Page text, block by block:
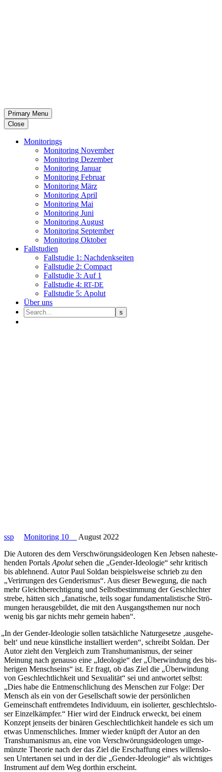
Primary Menu
Close
Moni­to­rings
Moni­to­ring November
Moni­to­ring Dezember
Moni­to­ring Januar
Moni­to­ring Februar
Moni­to­ring März
Moni­to­ring April
Moni­to­ring Mai
Moni­to­ring Juni
Moni­to­ring August
Moni­to­ring September
Moni­to­ring Oktober
Fall­stu­dien
Fall­stu­die 1: Nachdenkseiten
Fall­stu­die 2: Compact
Fall­stu­die 3: Auf 1
Fall­stu­die 4: RT-DE
Fall­stu­die 5: Apolut
Über uns
ssp Monitoring 10
August 2022
Die Autoren des dem Ver­schwö­rungs­ideo­lo­gen Ken Jebsen nahe­ste­
hen­den Portals Apolutsehen die „Gender-Ideo­lo­gie“ sehr kri­tisch
bis ableh­nend. Autor Paul Soldan bei­spiels­weise schrieb zu den
„Ver­ir­run­gen des Gen­de­ris­mus“. Aus dieser Bewe­gung, die nach
mehr Gleich­be­rech­ti­gung und Selbst­be­stim­mung der Geschlech­ter
strebe, hätten sich „fana­ti­sche, teils sogar fun­da­men­ta­lis­ti­sche Strö­
mun­gen her­aus­ge­bil­det, die mit den Aus­gangs­the­men nur noch
wenig bis gar nichts mehr gemein haben“.
„In der Gender-Ideo­lo­gie sollen tat­säch­li­che Natur­ge­setze ‚aus­ge­he­
belt‘ und neue künst­li­che instal­liert werden“, schreibt Soldan. Der
Autor zieht den Ver­gleich zum Trans­hu­ma­nis­mus, der seiner
Meinung nach genauso eine „Ideo­lo­gie“ der „Über­win­dung des bis­
he­ri­gen Mensch­seins“ ist. Er fragt, ob das Ziel die „Über­win­dung
von Geschlecht­lich­keit und Sexua­li­tät“ sei und ant­wor­tet selbst:
„Dies habe die Ent­mensch­li­chung des Men­schen zur Folge: Der
Mensch als ein von der Gesell­schaft sowie der per­sön­li­chen
Gemein­schaft ent­frem­de­tes Indi­vi­duum, ein iso­lier­ter, geschlechts­lo­
ser Ein­zel­kämp­fer.“ Hier wird der Ein­druck erweckt, bei einem
Konzept jen­seits der binären Geschlecht­lich­keit handele es sich um
etwas Unmensch­li­ches. Immer wieder knüpft der Autor an den
Trans­hu­ma­nis­mus an, eine von Ver­schwö­rungs­ideo­lo­gen umge­
münzte Theorie nach der das Ziel die Erschaf­fung eines wil­lens­lo­
sen Unter­ta­nen sei und in der die „Gender-Ideo­lo­gie“ als wich­ti­ges
Instru­ment auf dem Weg dorthin erscheint.